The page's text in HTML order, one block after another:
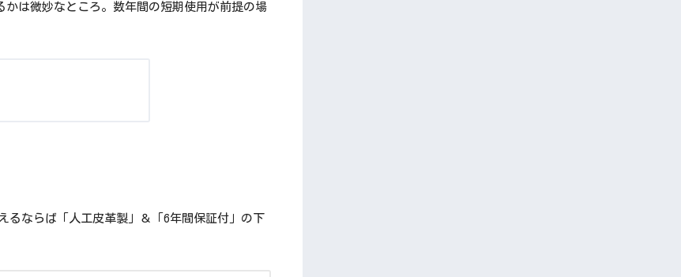
は微妙なところ。数年間の短期使用が前提の場
るならば「人工皮革製」＆「6年間保証付」の下